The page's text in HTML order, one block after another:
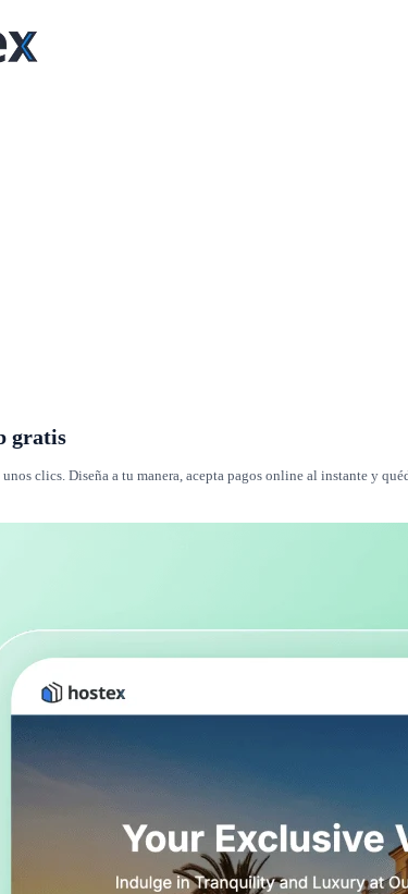
gratis
clics. Diseña a tu manera, acepta pagos online al instante y